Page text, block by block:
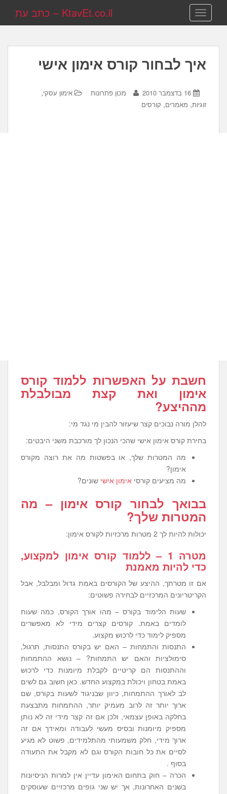
TOGGLE NAVIGATION KtavEt.co.il – כתב עת
איך לבחור קורס אימון אישי
16 בדצמבר 2010 מכון פתרונות אימון עסקי,
זוגיות, מאמרים, קורסים
חשבת על האפשרות ללמוד קורס
אימון ואת קצת מבולבלת
מההיצע?
להלן מורה נבוכים קצר שיעזור להבין מי נגד מי:
בחירת קורס אימון אישי שהכי הנכון לך מורכבת משני היבטים:
מה המטרות שלך, או בפשטות מה את רוצה מקורס
אימון?
מה מציעים קורסי אימון אישי שונים?
בבואך לבחור קורס אימון – מה
המטרות שלך?
יכולות להיות לך 2 מטרות מרכזיות לקורס אימון:
מטרה 1 – ללמוד קורס אימון למקצוע,
כדי להיות מאמנת
אם זו מטרתך, ההיצע של הקורסים באמת גדול ומבלבל, אבל
הקריטריונים המרכזיים לבחירה פשוטים:
שעות הלימוד בקורס – מהו אורך הקורס, כמה שעות
לומדים באמת. קורסים קצרים מידי לא מאפשרים
מספיק לימוד כדי לרכוש מקצוע.
התנסות והתמחות – האם יש בקורס התנסות, תרגול,
סימולציות והאם יש התמחות? – נושא ההתמחות
וההתנסות הם קריטיים לקבלת מיומנות כדי לרכוש
באמת בטחון ויכולת במקצוע החדש. כאן חשוב גם לשים
לב לאורך ההתמחות, כיוון שבניגוד לשעות בקורס, שם
ארוך יותר זה לרוב מעמיק יותר, ההתמחות מתבצעת
בחלקה באופן עצמאי, ולכן אם זה קצר מידי זה לא נותן
מספיק מיומנות ובסיס מעשי לעבודה ומאידך אם זה
ארוך מידי, חלק משמעותי מהתלמידים, פשוט לא מגיע
לסיים את כל חובות הקורס וגם לא מקבל את התעודה
בסוף .
הכרה – חוק בתחום האימון עדיין אין למרות הניסיונות
בשנים האחרונות, אך יש שני גופים מרכזיים שעוסקים